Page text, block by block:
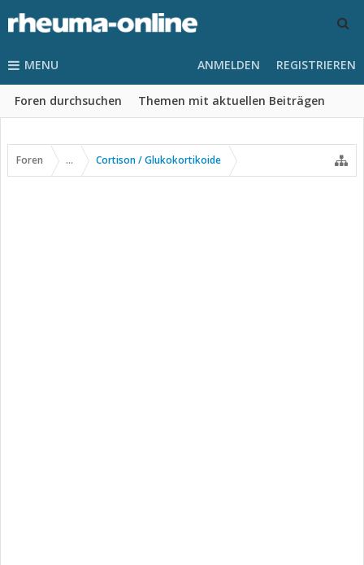
MENU
Foren durchsuchen Themen mit aktuellen Beiträgen
ANMELDEN REGISTRIEREN
Foren ... Cortison / Glukokortikoide